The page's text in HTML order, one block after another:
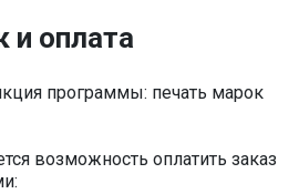
и оплата
программы: печать марок
возможность оплатить заказ